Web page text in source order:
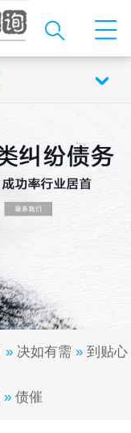
» 决如有需 » 到贴心
» 债催